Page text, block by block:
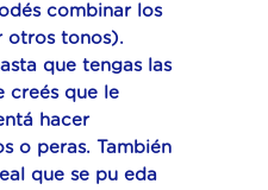
combinar los
otros tonos).
que tengas las
creés que le
hacer
o peras. También
que se pu eda